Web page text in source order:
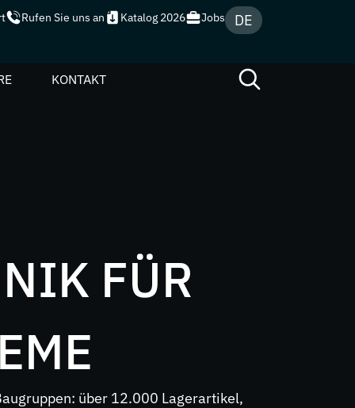
Rufen Sie uns an Katalog 2026
(PDF) Jobs DE
KONTAKT
FÜR
über 12.000 Lagerartikel,